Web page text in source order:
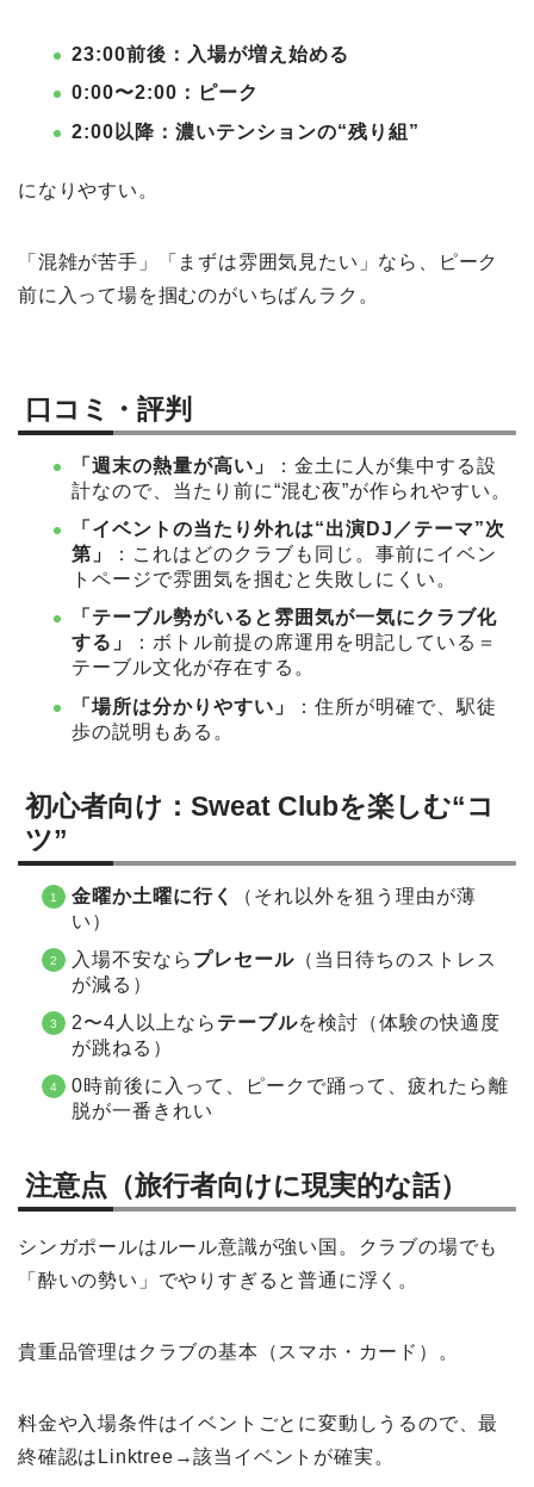
23:00前後：入場が増え始める
0:00〜2:00：ピーク
2:00以降：濃いテンションの“残り組”
になりやすい。
「混雑が苦手」「まずは雰囲気見たい」なら、ピーク
前に入って場を掴むのがいちばんラク。
口コミ・評判
「週末の熱量が高い」
：金土に人が集中する設
計なので、当たり前に“混む夜”が作られやすい。
「イベントの当たり外れは“出演DJ／テーマ”次
第」
：これはどのクラブも同じ。事前にイベン
トページで雰囲気を掴むと失敗しにくい。
「テーブル勢がいると雰囲気が一気にクラブ化
する」
：ボトル前提の席運用を明記している＝
テーブル文化が存在する。
「場所は分かりやすい」
：住所が明確で、駅徒
歩の説明もある。
初心者向け：Sweat Clubを楽しむ“コ
ツ”
金曜か土曜に行く
（それ以外を狙う理由が薄
い）
入場不安なら プレセール （当日待ちのストレス
が減る）
2〜4人以上なら テーブルを検討（体験の快適度
が跳ねる）
0時前後に入って、ピークで踊って、疲れたら離
脱が一番きれい
注意点（旅行者向けに現実的な話）
シンガポールはルール意識が強い国。クラブの場でも
「酔いの勢い」でやりすぎると普通に浮く。
貴重品管理はクラブの基本（スマホ・カード）。
料金や入場条件はイベントごとに変動しうるので、最
終確認はLinktree→該当イベントが確実。